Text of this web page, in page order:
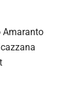
Amaranto